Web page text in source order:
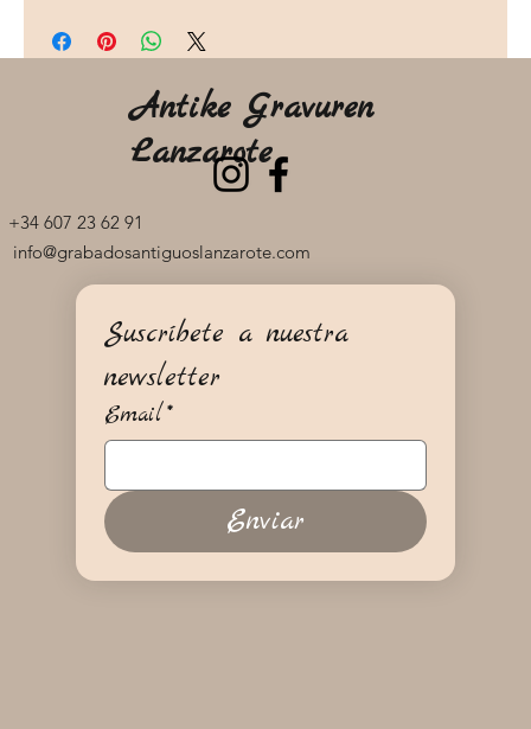
+34 607 23 62 91
info@grabadosantiguoslanzarote.com
Antike Gravuren
Lanzarote
Suscríbete a nuestra
newsletter
Email*
Enviar